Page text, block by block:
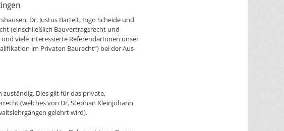
Dr. Justus Bartelt, Ingo Scheide und
(einschließlich Bauvertragsrecht und
viele interessierte ReferendarInnen unser
im Privaten Baurecht“) bei der Aus-
zuständig. Dies gilt für das private,
(welches von Dr. Stephan Kleinjohann
gelehrt wird).